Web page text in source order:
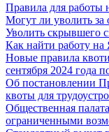
Правила для работы
Могут ли уволить за
Уволить скрывшего
Как найти работу
Новые правила
сентября 2024 года
Об постановлении
квоты для
Общественная
ограниченными